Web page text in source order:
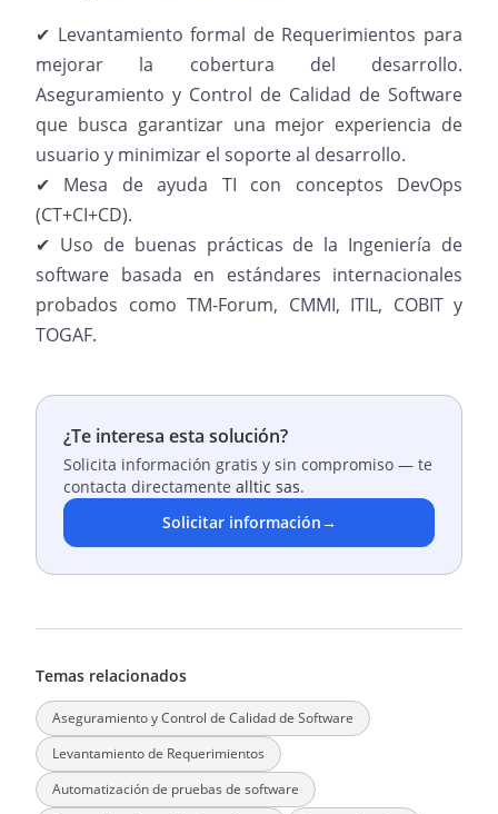
✔ Levantamiento formal de Requerimientos para
mejorar la cobertura del desarrollo.
Aseguramiento y Control de Calidad de Software
que busca garantizar una mejor experiencia de
usuario y minimizar el soporte al desarrollo.
✔ Mesa de ayuda TI con conceptos DevOps
(CT+CI+CD).
✔ Uso de buenas prácticas de la Ingeniería de
software basada en estándares internacionales
probados como TM-Forum, CMMI, ITIL, COBIT y
TOGAF.
¿Te interesa esta solución?
Solicita información gratis y sin compromiso — te
contacta directamente alltic sas.
Solicitar información→
Temas relacionados
Aseguramiento y Control de Calidad de Software
Levantamiento de Requerimientos
Automatización de pruebas de software